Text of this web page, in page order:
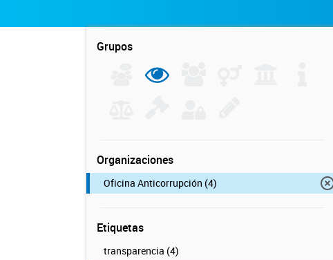
Grupos
Organizaciones
Oficina Anticorrupción (4)
Etiquetas
transparencia (4)